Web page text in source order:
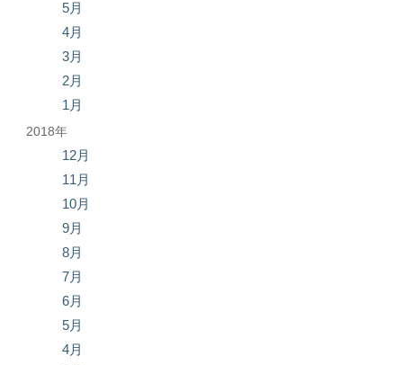
5月
4月
3月
2月
1月
2018年
12月
11月
10月
9月
8月
7月
6月
5月
4月